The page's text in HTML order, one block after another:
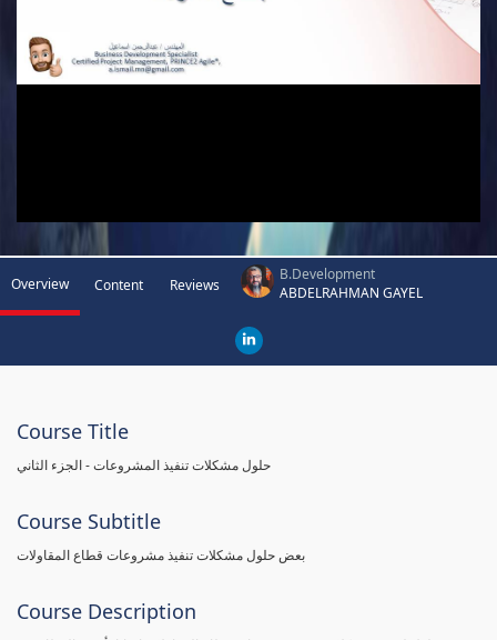
Overview Content Reviews
B.Development
ABDELRAHMAN GAYEL
Course Title
حلول مشكلات تنفيذ المشروعات - الجزء الثاني
Course Subtitle
بعض حلول مشكلات تنفيذ مشروعات قطاع المقاولات
Course Description